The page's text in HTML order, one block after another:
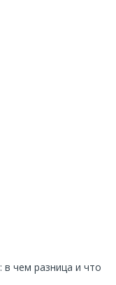
в чем разница и что